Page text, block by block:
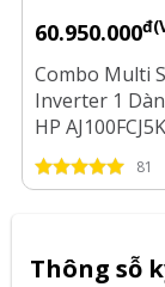
60.950.000
Combo Multi
Inverter 1
HP
Dàn Lạnh 1
81
Thông sỗ